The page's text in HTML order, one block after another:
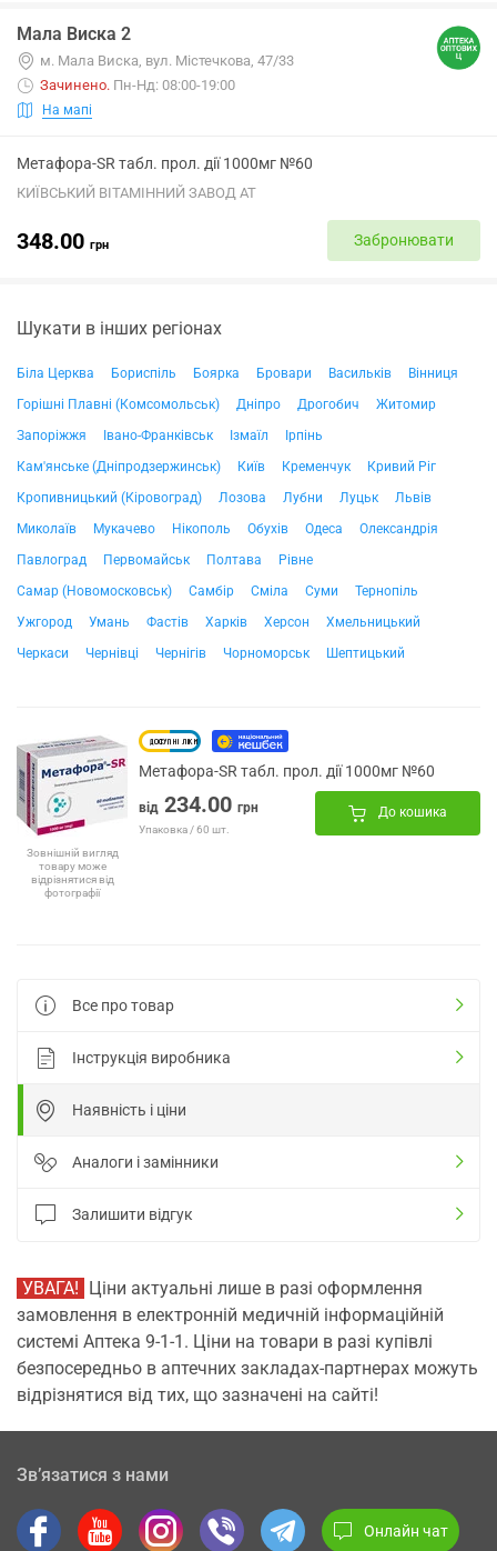
Мала Виска 2
м. Мала Виска, вул. Містечкова, 47/33
Зачинено. Пн-Нд: 08:00-19:00
На мапі
Метафора-SR табл. прол. дії 1000мг №60
КИЇВСЬКИЙ ВІТАМІННИЙ ЗАВОД АТ
348.00 грн Забронювати
Шукати в інших регіонах
Біла Церква Бориспіль Боярка Бровари Васильків
Вінниця
Горішні Плавні (Комсомольськ)
Дніпро Дрогобич
Житомир
Запоріжжя
Івано-Франківськ Ізмаїл
Ірпінь
Кам'янське (Дніпродзержинськ)
Київ Кременчук
Кривий Ріг
Кропивницький (Кіровоград)
Лозова Лубни Луцьк
Львів
Миколаїв
Мукачево Нікополь Обухів Одеса
Олександрія
Павлоград
Первомайськ Полтава
Рівне
Самар (Новомосковськ)
Самбір Сміла Суми
Тернопіль
Ужгород
Умань Фастів Харків Херсон
Хмельницький
Черкаси
Чернівці Чернігів Чорноморськ Шептицький
Зовнішній вигляд
товару може
відрізнятися від
фотографії
Метафора-SR табл. прол. дії 1000мг №60
від 234.00 грн
Упаковка / 60 шт.
До кошика
Все про товар
Інструкція виробника
Наявність і ціни
Аналоги і замінники
Залишити відгук
УВАГА! Ціни актуальні лише в разі оформлення
замовлення в електронній медичній інформаційній
системі Аптека 9-1-1. Ціни на товари в разі купівлі
безпосередньо в аптечних закладах-партнерах можуть
відрізнятися від тих, що зазначені на сайті!
Зв’язатися з нами
Онлайн чат